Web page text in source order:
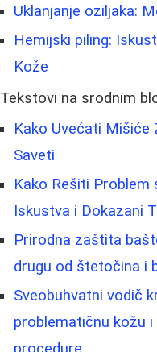
Uklanjanje oziljaka:
Hemijski piling:
Kože
Tekstovi na srodnim
Kako Uvećati Mišiće
Saveti
Kako Rešiti Problem
Iskustva i Dokazani
Prirodna zaštita
drugu od štetočina i
Sveobuhvatni vodič
problematičnu kožu